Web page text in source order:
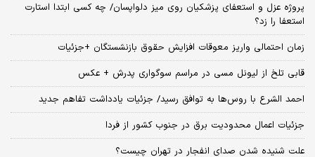
پروژه عزل و استعفای پزشکیان روی میز دلواپسان/ چه کسی ابتدا استارت
استعفا را زد؟
زمان احتمالی واریز معوقات افزایش حقوق بازنشستگان +جزئیات
قابی تلخ از لیونل مسی در مراسم سوگواری پدرش + عکس
احمد الشرع با روس‌ها به توافق رسید/ جزئیات یادداشت تفاهم جدید
جزئیات اعمال محدودیت برق در جنوب کشور از فردا
علت شنیده شدن صدای انفجار در تهران چیست؟